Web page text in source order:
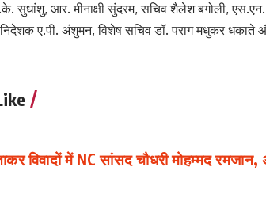
आर. मीनाक्षी सुंदरम, सचिव शैलेश बगोली,
ए.पी. अंशुमन, विशेष सचिव डॉ. पराग मधुकर धकाते
विवादों में NC सांसद चौधरी मोहम्मद